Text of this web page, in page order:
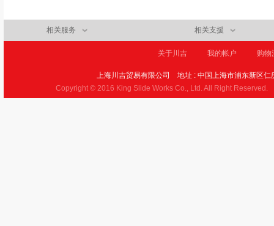
相关服务 相关支援
关于川吉 我的帐户 购物
上海川吉贸易有限公司
地址 : 中国上海市浦东新区
Copyright © 2016 King Slide Works Co., Ltd. All Right